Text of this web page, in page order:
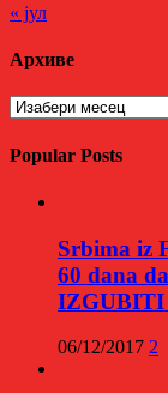
« јул
Архиве
Архиве
Popular Posts
Srbima iz
60 dana
06/12/2017 2